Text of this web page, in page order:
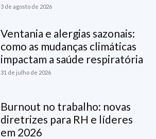
3 de agosto de 2026
Ventania e alergias sazonais:
como as mudanças climáticas
impactam a saúde respiratória
31 de julho de 2026
Burnout no trabalho: novas
diretrizes para RH e líderes
em 2026